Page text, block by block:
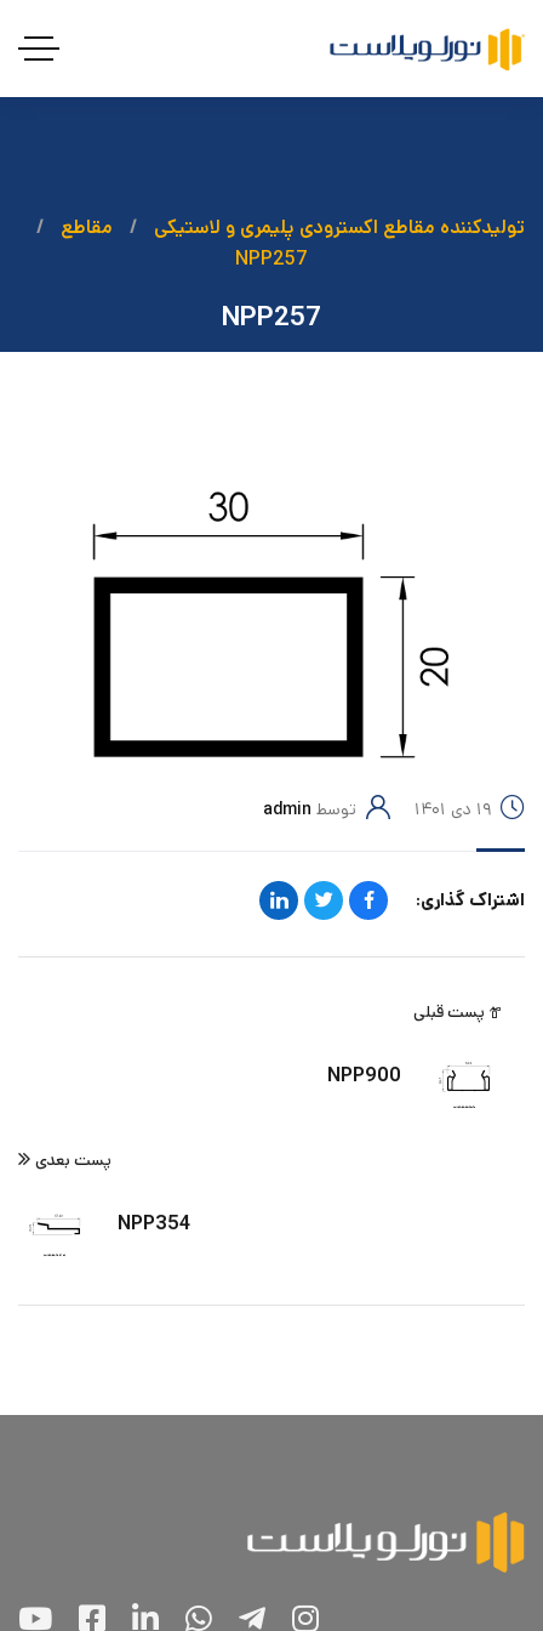
تولیدکننده مقاطع اکسترودی پلیمری و لاستیکی
مقاطع
NPP257
NPP257
۱۹ دی ۱۴۰۱ توسط admin
اشتراک گذاری:
پست قبلی
NPP900
پست بعدی
NPP354